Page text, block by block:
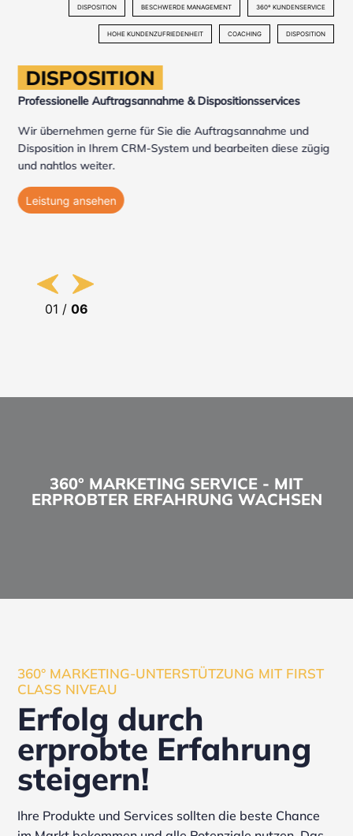
DISPOSITION BESCHWERDE MANAGEMENT 360º KUNDENSERVICE
HOHE KUNDENZUFRIEDENHEIT COACHING DISPOSITION
DISPOSITION
Professionelle Auftragsannahme & Dispositionsservices
Wir übernehmen gerne für Sie die Auftragsannahme und
Disposition in Ihrem CRM-System und bearbeiten diese zügig
und nahtlos weiter.
Leistung ansehen
01 /06
360° MARKETING SERVICE - MIT
ERPROBTER ERFAHRUNG WACHSEN
360° MARKETING-UNTERSTÜTZUNG MIT FIRST
CLASS NIVEAU
Erfolg durch
erprobte Erfahrung
steigern!
Ihre Produkte und Services sollten die beste Chance